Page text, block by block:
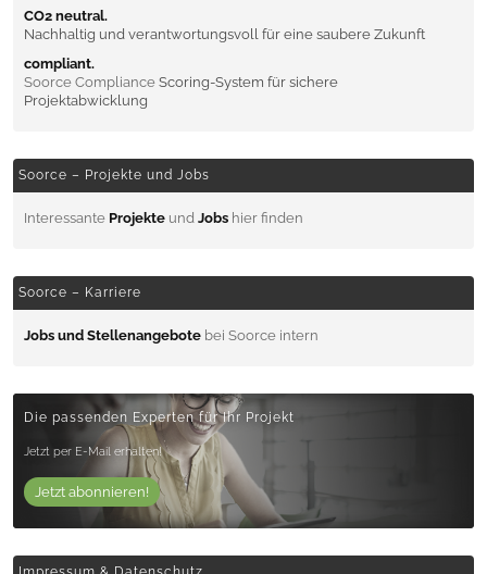
CO2 neutral.
Nachhaltig und verantwortungsvoll für eine saubere Zukunft
compliant.
Soorce Compliance Scoring-System für sichere
Projektabwicklung
Soorce – Projekte und Jobs
Interessante Projekte und Jobs hier finden
Soorce – Karriere
Jobs und Stellenangebote bei Soorce intern
Die passenden Experten für Ihr Projekt
Jetzt per E-Mail erhalten!
Jetzt abonnieren!